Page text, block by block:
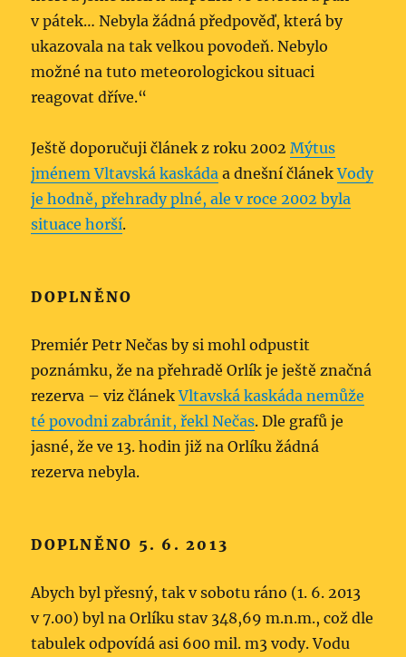
v pátek… Nebyla žádná předpověď, která by
ukazovala na tak velkou povodeň. Nebylo
možné na tuto meteorologickou situaci
reagovat dříve.“
Ještě doporučuji článek z roku 2002Mýtus
jménem Vltavská kaskáda a dnešní článekVody
je hodně, přehrady plné, ale v roce 2002 byla
situace horší.
DOPLNĚNO
Premiér Petr Nečas by si mohl odpustit
poznámku, že na přehradě Orlík je ještě značná
rezerva – viz článekVltavská kaskáda nemůže
té povodni zabránit, řekl Nečas. Dle grafů je
jasné, že ve 13. hodin již na Orlíku žádná
rezerva nebyla.
DOPLNĚNO 5. 6. 2013
Abych byl přesný, tak v sobotu ráno (1. 6. 2013
v 7.00) byl na Orlíku stav 348,69 m.n.m., což dle
tabulek odpovídá asi 600 mil. m3 vody. Vodu